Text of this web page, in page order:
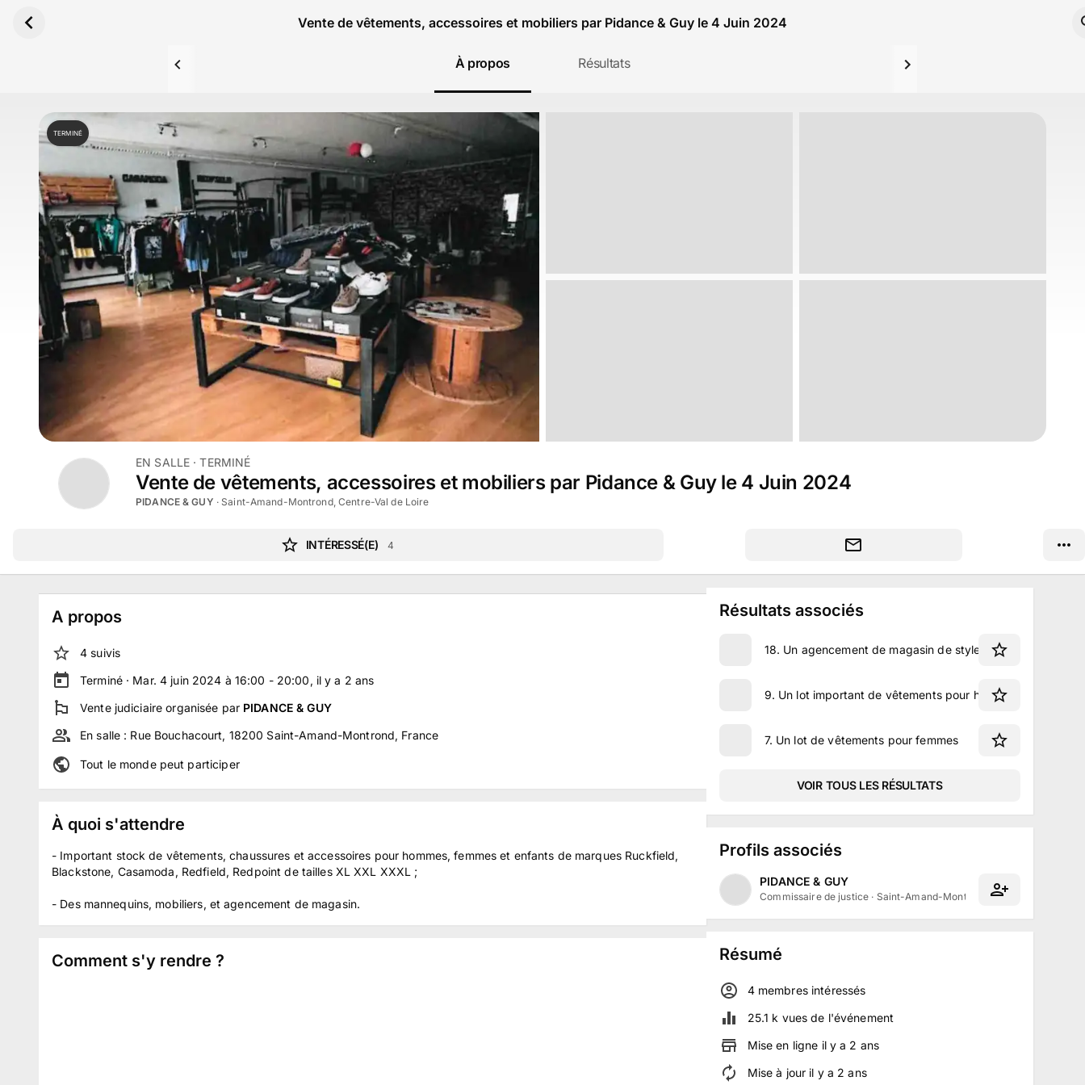
Vente de vêtements, accessoires et mobiliers par Pidance & Guy le 4 Juin 2024
À propos Résultats
TERMINÉ
EN SALLE · TERMINÉ
Vente de vêtements, accessoires et mobiliers par Pidance & Guy le 4 Juin 2024
PIDANCE & GUY · Saint-Amand-Montrond, Centre-Val de Loire
INTÉRESSÉ(E) 4
A propos
4 suivis
Terminé · Mar. 4 juin 2024 à 16:00 - 20:00, il y a 2 ans
Vente judiciaire organisée par PIDANCE & GUY
En salle : Rue Bouchacourt, 18200 Saint-Amand-Montrond, France
Tout le monde peut participer
À quoi s'attendre
- Important stock de vêtements, chaussures et accessoires pour hommes, femmes et enfants de marques Ruckfield,
Blackstone, Casamoda, Redfield, Redpoint de tailles XL XXL XXXL ;
- Des mannequins, mobiliers, et agencement de magasin.
Comment s'y rendre ?
Résultats associés
18. Un agencement de magasin de style industriel
9. Un lot important de vêtements pour hommes
7. Un lot de vêtements pour femmes
VOIR TOUS LES RÉSULTATS
Profils associés
PIDANCE & GUY
Commissaire de justice · Saint-Amand-Montrond, Centre-Val de Loire
Résumé
4membresintéressés
25.1 k vues de l'événement
Mise en ligne il y a 2 ans
Mise à jour il y a 2 ans